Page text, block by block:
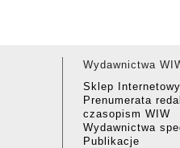
Wydawnictwa
Sklep
Prenumerata
czasopism WIW
Wydawnictwa
Publikacje